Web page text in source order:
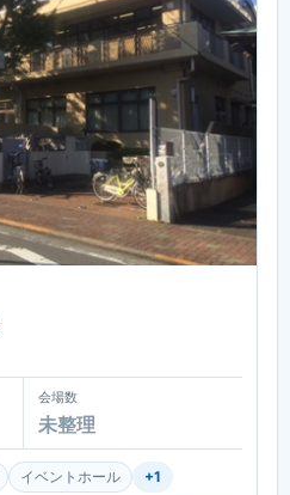
会場数
未整理
イベントホール +1